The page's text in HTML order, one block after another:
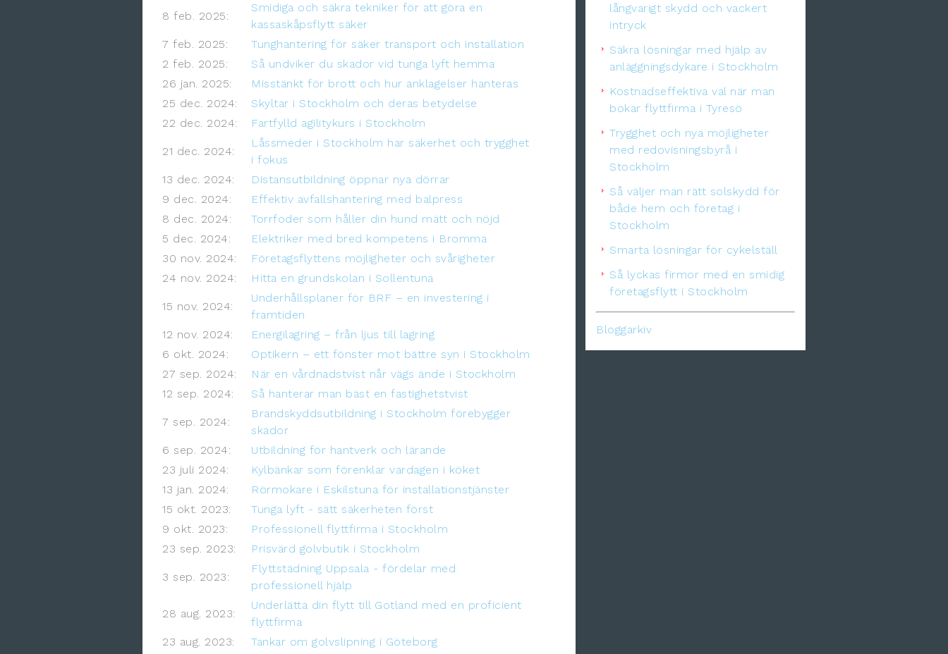
8 feb. 2025:
Smidiga och säkra tekniker för att göra en
kassaskåpsflytt säker
7 feb. 2025:
Tunghantering för säker transport och installation
2 feb. 2025:
Så undviker du skador vid tunga lyft hemma
26 jan. 2025:
Misstänkt för brott och hur anklagelser hanteras
25 dec. 2024:
Skyltar i Stockholm och deras betydelse
22 dec. 2024:
Fartfylld agilitykurs i Stockholm
21 dec. 2024:
Låssmeder i Stockholm har säkerhet och trygghet
i fokus
13 dec. 2024:
Distansutbildning öppnar nya dörrar
9 dec. 2024:
Effektiv avfallshantering med balpress
8 dec. 2024:
Torrfoder som håller din hund mätt och nöjd
5 dec. 2024:
Elektriker med bred kompetens i Bromma
30 nov. 2024:
Företagsflyttens möjligheter och svårigheter
24 nov. 2024:
Hitta en grundskolan i Sollentuna
15 nov. 2024:
Underhållsplaner för BRF – en investering i
framtiden
12 nov. 2024:
Energilagring – från ljus till lagring
6 okt. 2024:
Optikern – ett fönster mot bättre syn i Stockholm
27 sep. 2024:
När en vårdnadstvist når vägs ände i Stockholm
12 sep. 2024:
Så hanterar man bäst en fastighetstvist
7 sep. 2024:
Brandskyddsutbildning i Stockholm förebygger
skador
6 sep. 2024:
Utbildning för hantverk och lärande
23 juli 2024:
Kylbänkar som förenklar vardagen i köket
13 jan. 2024:
Rörmokare i Eskilstuna för installationstjänster
15 okt. 2023:
Tunga lyft - sätt säkerheten först
9 okt. 2023:
Professionell flyttfirma i Stockholm
23 sep. 2023:
Prisvärd golvbutik i Stockholm
3 sep. 2023:
Flyttstädning Uppsala - fördelar med
professionell hjälp
28 aug. 2023:
Underlätta din flytt till Gotland med en proficient
flyttfirma
23 aug. 2023:
Tankar om golvslipning i Göteborg
långvarigt skydd och vackert
intryck
Säkra lösningar med hjälp av
anläggningsdykare i Stockholm
Kostnadseffektiva val när man
bokar flyttfirma i Tyresö
Trygghet och nya möjligheter
med redovisningsbyrå i
Stockholm
Så väljer man rätt solskydd för
både hem och företag i
Stockholm
Smarta lösningar för cykelställ
Så lyckas firmor med en smidig
företagsflytt i Stockholm
Bloggarkiv